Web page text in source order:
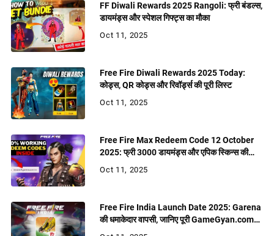
FF Diwali Rewards 2025 Rangoli: फ्री बंडल्स,
डायमंड्स और स्पेशल गिफ्ट्स का मौका
Oct 11, 2025
Free Fire Diwali Rewards 2025 Today:
कोड्स, QR कोड्स और रिवॉर्ड्स की पूरी लिस्ट
Oct 11, 2025
Free Fire Max Redeem Code 12 October
2025: फ्री 3000 डायमंड्स और एपिक स्किन्स की
बरसात
Oct 11, 2025
Free Fire India Launch Date 2025: Garena
की धमाकेदार वापसी, जानिए पूरी GameGyan.com
रिपोर्ट